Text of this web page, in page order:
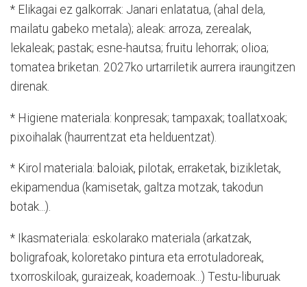
* Elikagai ez galkorrak: Janari enlatatua, (ahal dela,
mailatu gabeko metala); aleak: arroza, zerealak,
lekaleak; pastak; esne-hautsa; fruitu lehorrak; olioa;
tomatea briketan. 2027ko urtarriletik aurrera iraungitzen
direnak.
* Higiene materiala: konpresak; tampaxak; toallatxoak;
pixoihalak (haurrentzat eta helduentzat).
* Kirol materiala: baloiak, pilotak, erraketak, bizikletak,
ekipamendua (kamisetak, galtza motzak, takodun
botak...).
* Ikasmateriala: eskolarako materiala (arkatzak,
boligrafoak, koloretako pintura eta errotuladoreak,
txorroskiloak, guraizeak, koadernoak...) Testu-liburuak